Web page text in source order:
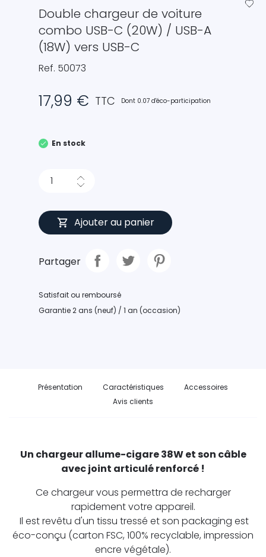
Double chargeur de voiture
combo USB-C (20W) / USB-A
(18W) vers USB-C
favorite_border
Ref. 50073
17,99 € TTC Dont 0.07 d'éco-participation
En stock
Ajouter au panier
Partager
Satisfait ou remboursé
Garantie 2 ans (neuf) / 1 an (occasion)
Présentation Caractéristiques
Accessoires
Avis clients
Un chargeur allume-cigare 38W et son câble
avec joint articulé renforcé !
Ce chargeur vous permettra de recharger
rapidement votre appareil.
Il est revêtu d'un tissu tressé et son packaging est
éco-conçu (carton FSC, 100% recyclable, impression
encre végétale).